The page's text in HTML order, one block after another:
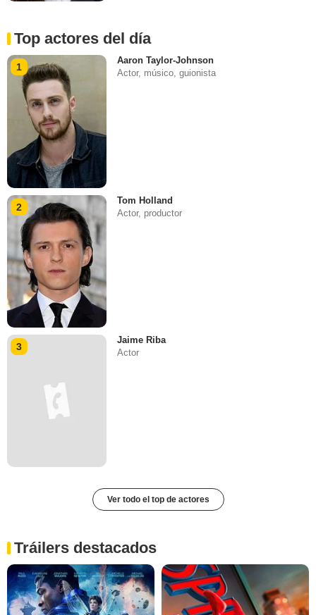
Top actores del día
1
Aaron Taylor-Johnson
Actor, músico, guionista
2
Tom Holland
Actor, productor
3
Jaime Riba
Actor
Ver todo el top de actores
Tráilers destacados